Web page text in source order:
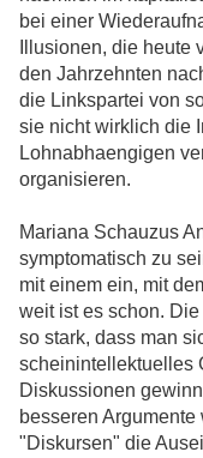
bei einer
Illusionen, die
den Jahrzehnten
die Linkspartei von
sie nicht wirklich die
Lohnabhaengigen
organisieren.
Mariana Schauzus
symptomatisch zu
mit einem ein, mit
weit ist es schon.
so stark, dass man
scheinintellektuelles
Diskussionen
besseren
"Diskursen" die